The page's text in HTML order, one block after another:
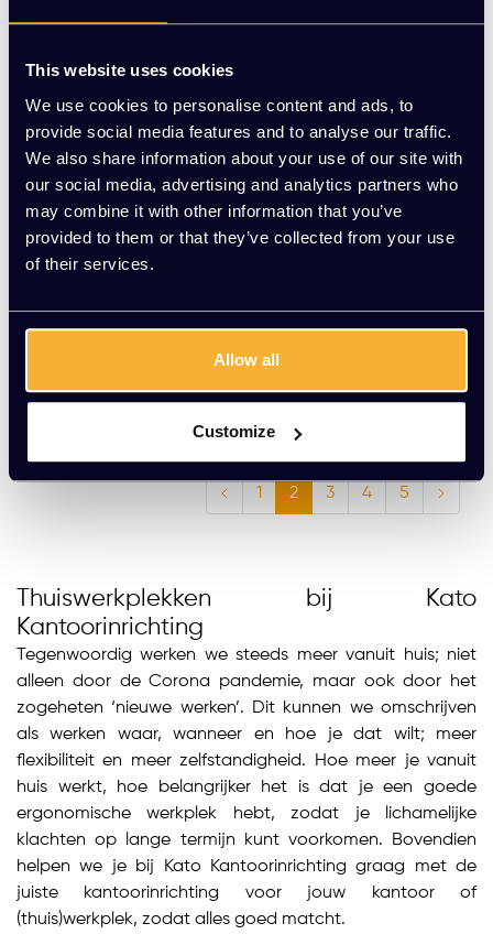
This website uses cookies
We use cookies to personalise content and ads, to
provide social media features and to analyse our traffic.
We also share information about your use of our site with
our social media, advertising and analytics partners who
may combine it with other information that you’ve
provided to them or that they’ve collected from your use
of their services.
Allow all
Customize
Roldeurkast aluminium
72x80x43cm
Roldeurkast wit 72x120
1 2 3 4 5
Thuiswerkplekken bij Kato
Kantoorinrichting
Tegenwoordig werken we steeds meer vanuit huis; niet
alleen door de Corona pandemie, maar ook door het
zogeheten ‘nieuwe werken’. Dit kunnen we omschrijven
als werken waar, wanneer en hoe je dat wilt; meer
flexibiliteit en meer zelfstandigheid. Hoe meer je vanuit
huis werkt, hoe belangrijker het is dat je een goede
ergonomische werkplek hebt, zodat je lichamelijke
klachten op lange termijn kunt voorkomen. Bovendien
helpen we je bij Kato Kantoorinrichting graag met de
juiste kantoorinrichting voor jouw kantoor of
(thuis)werkplek, zodat alles goed matcht.